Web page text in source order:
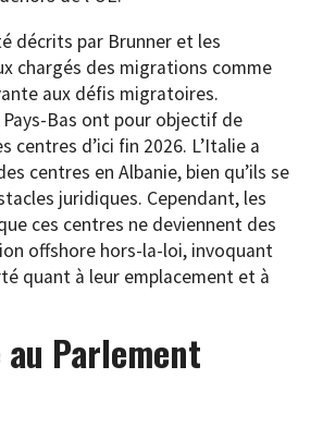
décrits par Brunner et les
chargés des migrations comme
aux défis migratoires.
Pays-Bas ont pour objectif de
centres d’ici fin 2026. L’Italie a
centres en Albanie, bien qu’ils se
juridiques. Cependant, les
ces centres ne deviennent des
offshore hors-la-loi, invoquant
quant à leur emplacement et à
Parlement